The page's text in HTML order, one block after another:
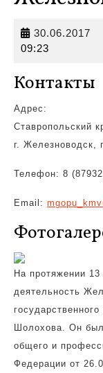
30.06.2017
09:23
Контакты
Адрес:
Ставропольский
г. Железноводск,
Телефон: 8
Email:
На протяжении
деятельность
Шолохова. Он
общего и
Федерации от